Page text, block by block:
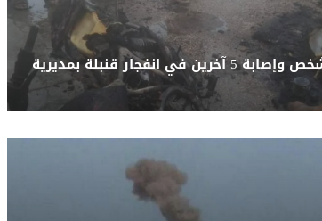
مقتل شخص وإصابة 5 آخرين في انفجار قنبلة بمديرية